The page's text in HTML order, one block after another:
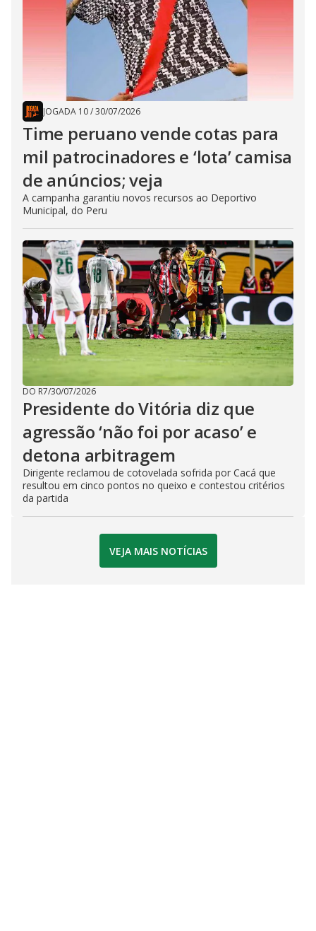
JOGADA 10/30/07/2026
Time peruano vende cotas para
mil patrocinadores e ‘lota’ camisa
de anúncios; veja
A campanha garantiu novos recursos ao Deportivo
Municipal, do Peru
DO R7/30/07/2026
Presidente do Vitória diz que
agressão ‘não foi por acaso’ e
detona arbitragem
Dirigente reclamou de cotovelada sofrida por Cacá que
resultou em cinco pontos no queixo e contestou critérios
da partida
VEJA MAIS NOTÍCIAS